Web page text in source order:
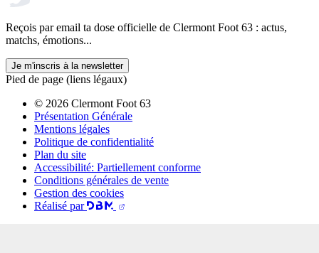
Reçois par email ta dose officielle de Clermont Foot 63 : actus,
matchs, émotions...
Je m'inscris à la newsletter
Pied de page (liens légaux)
© 2026 Clermont Foot 63
Présentation Générale
Mentions légales
Politique de confidentialité
Plan du site
Accessibilité: Partiellement conforme
Conditions générales de vente
Gestion des cookies
Réalisé par